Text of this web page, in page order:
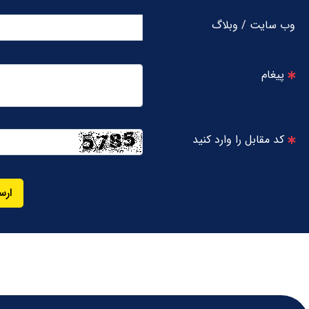
وب سایت / وبلاگ
پیغام
کد مقابل را وارد کنید